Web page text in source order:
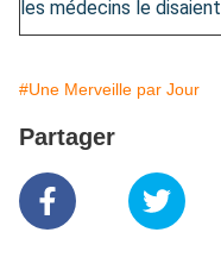
les médecins le
#Une Merveille par Jour
Partager